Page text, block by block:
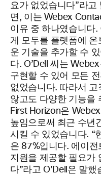
요가 없었습니다”라고
면, 이는 Webex
이유 중 하나였습니다
게 모두를 플랫폼에
운 기술을 추가할 수
다. O’Dell 씨는
구현할 수 있어 모든
없었습니다. 따라서 고
않고도 다양한 기능을
First Horizon은
높임으로써 최근 수년
시킬 수 있었습니다. “
은 87%입니다. 에이
지원을 제공할 필요가
다”라고 O’Dell은 말